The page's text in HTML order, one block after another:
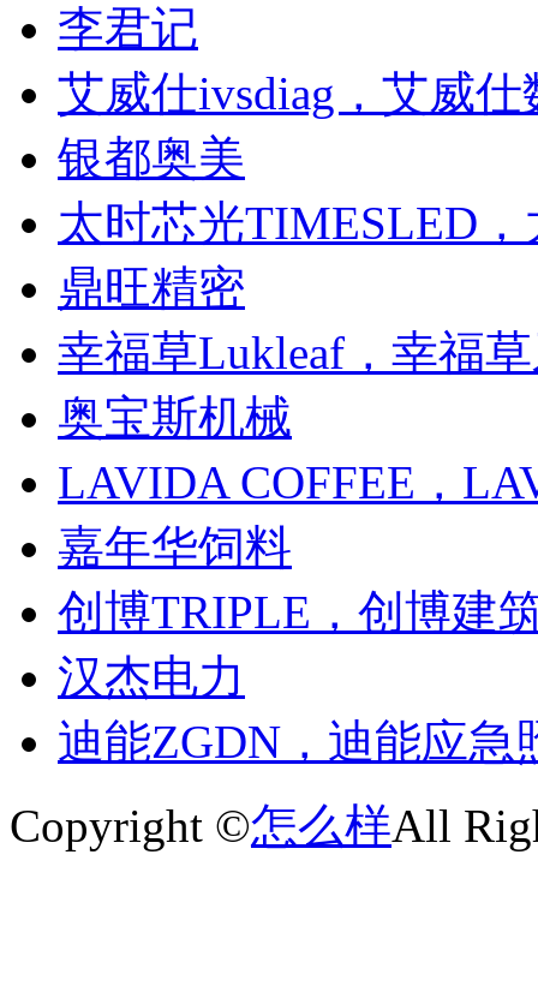
李君记
艾威仕ivsdiag，艾威
银都奥美
太时芯光TIMESLED
鼎旺精密
幸福草Lukleaf，幸福
奥宝斯机械
LAVIDA COFFEE，
嘉年华饲料
创博TRIPLE，创博建
汉杰电力
迪能ZGDN，迪能应急
Copyright ©怎么样All